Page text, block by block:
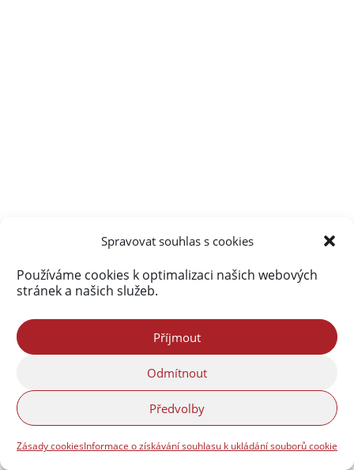
Spravovat souhlas s cookies
Používáme cookies k optimalizaci našich webových
stránek a našich služeb.
Příjmout
Odmítnout
Předvolby
Zásady cookiesInformace o získávání souhlasu k ukládání souborů cookie